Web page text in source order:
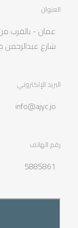
العنوان
عمان - بالقرب من
شارع عبدالرحمن
البريد الإلكتروني
info@ajyc.jo
رقم الهاتف
5885861